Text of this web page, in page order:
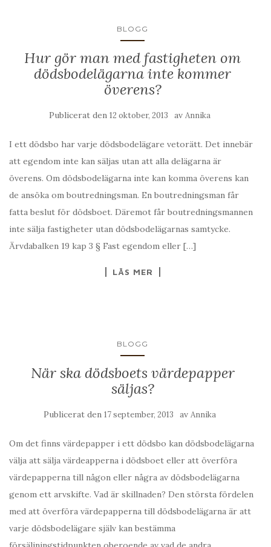
BLOGG
Hur gör man med fastigheten om
dödsbodelägarna inte kommer
överens?
Publicerat den 12 oktober, 2013 av Annika
I ett dödsbo har varje dödsbodelägare vetorätt. Det innebär
att egendom inte kan säljas utan att alla delägarna är
överens. Om dödsbodelägarna inte kan komma överens kan
de ansöka om boutredningsman. En boutredningsman får
fatta beslut för dödsboet. Däremot får boutredningsmannen
inte sälja fastigheter utan dödsbodelägarnas samtycke.
Ärvdabalken 19 kap 3 § Fast egendom eller […]
LÄS MER
BLOGG
När ska dödsboets värdepapper
säljas?
Publicerat den 17 september, 2013 av Annika
Om det finns värdepapper i ett dödsbo kan dödsbodelägarna
välja att sälja värdeapperna i dödsboet eller att överföra
värdepapperna till någon eller några av dödsbodelägarna
genom ett arvskifte. Vad är skillnaden? Den största fördelen
med att överföra värdepapperna till dödsbodelägarna är att
varje dödsbodelägare själv kan bestämma